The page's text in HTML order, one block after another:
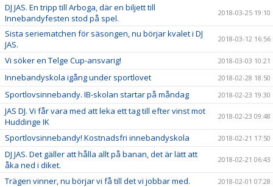
DJ JAS. En tripp till Arboga, där en biljett till
Innebandyfesten stod på spel.
2018-03-25 19:10
Sista seriematchen för säsongen, nu börjar kvalet i DJ
JAS.
2018-03-12 16:56
Vi söker en Telge Cup-ansvarig! 2018-03-03 10:21
Innebandyskola igång under sportlovet 2018-02-28 18:50
Sportlovsinnebandy. IB-skolan startar på måndag 2018-02-23 19:30
JAS DJ. Vi får vara med att leka ett tag till efter vinst mot
Huddinge IK
2018-02-23 09:48
Sportlovsinnebandy! Kostnadsfri innebandyskola 2018-02-21 17:50
DJ JAS. Det gäller att hålla allt på banan, det är lätt att
åka ned i diket.
2018-02-21 06:43
Trägen vinner, nu börjar vi få till det vi jobbar med. 2018-02-01 07:28